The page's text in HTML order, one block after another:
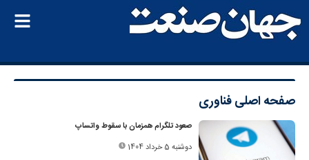
صفحه اصلیفناوری
صعود تلگرام همزمان با سقوط واتساپ
دوشنبه 5 خرداد 1404